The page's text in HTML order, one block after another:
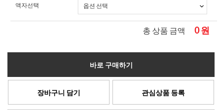
액자선택
총 상품 금액 0원
바로 구매하기
장바구니 담기 관심상품 등록